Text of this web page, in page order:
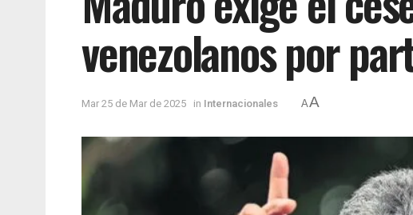
venezolanos por
Mar 25 de Mar de 2025 in Internacionales AA